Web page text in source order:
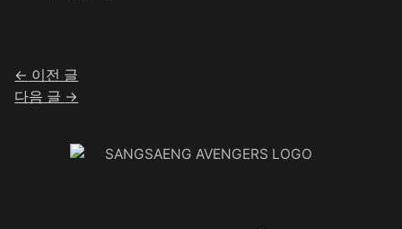
← 이전 글
다음 글 →